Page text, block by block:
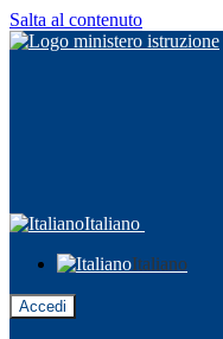
Salta al contenuto
Italiano
Italiano
Accedi